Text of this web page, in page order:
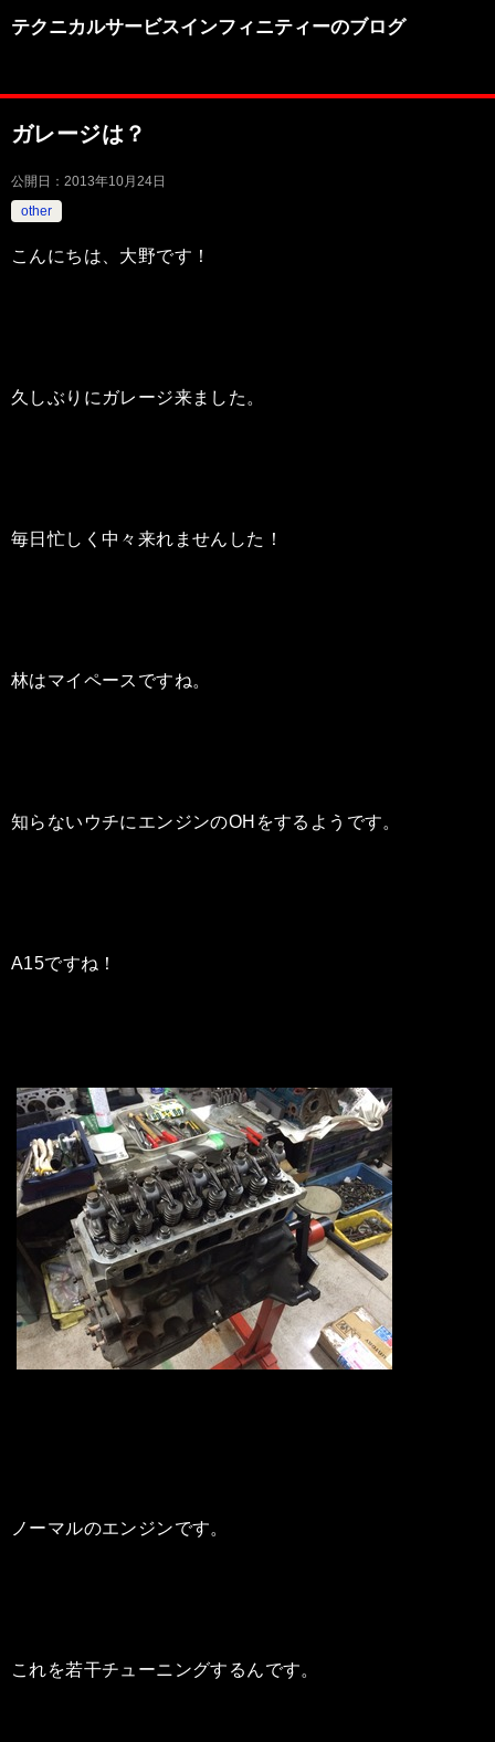
テクニカルサービスインフィニティーのブログ
ガレージは？
公開日： 2013年10月24日
other
こんにちは、大野です！
久しぶりにガレージ来ました。
毎日忙しく中々来れませんした！
林はマイペースですね。
知らないウチにエンジンのOHをするようです。
A15ですね！
ノーマルのエンジンです。
これを若干チューニングするんです。